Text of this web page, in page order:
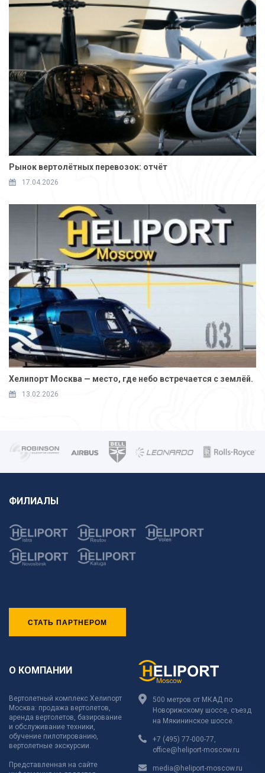
Рынок вертолётных перевозок: отчёт
17.04.2026
Хелипорт Москва — место, где небо встречается с землёй.
13.02.2026
ФИЛИАЛЫ
СТАТЬ ПАРТНЕРОМ
О КОМПАНИИ
Вертолетный комплекс Хелипорт
Москва: продажа вертолетов,
аренда вертолетов, базирование
и обслуживание техники,
обучение пилотированию,
вертолетные экскурсии.
Представленная на сайте
500 метров от МКАД по
Новорижскому шоссе, съезд
на Мякининское шоссе.
+7 (495) 77-000-77
office@heliport-moscow.ru
media@heliport-moscow.ru